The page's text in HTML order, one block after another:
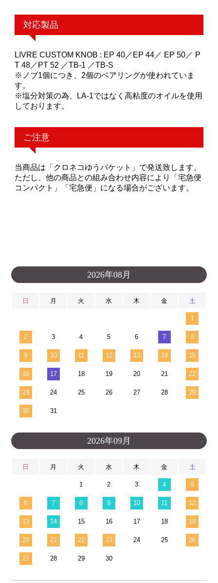
対応製品
LIVRE CUSTOM KNOB : EP 40／EP 44／ EP 50／ P
T 48／PT 52 ／TB-1 ／TB-S
※ノブ1個につき、2個のベアリングが使われていま
す。
※塩分対策の為、LA-1ではなく高粘度のオイルを使用
しております。
ご注意
当商品は「クロネコゆうパケット」で発送致します。
ただし、他の商品との組み合わせ内容により「宅急便
コンパクト」「宅急便」になる場合がございます。
2026年08月
日 月 火 水 木 金 土
1
2 3 4 5 6 7 8
9 10 11 12 13 14 15
16 17 18 19 20 21 22
23 24 25 26 27 28 29
30 31
2026年09月
日 月 火 水 木 金 土
1 2 3 4 5
6 7 8 9 10 11 12
13 14 15 16 17 18 19
20 21 22 23 24 25 26
27 28 29 30